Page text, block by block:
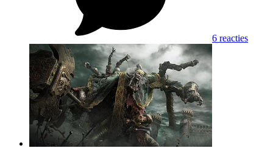
6 reacties